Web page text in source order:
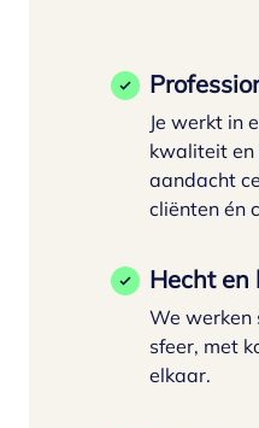
Je werkt in
kwaliteit en
aandacht
cliënten én
Hecht en
We werken
sfeer, met
elkaar.